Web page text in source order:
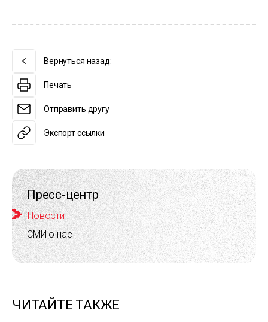
Пресс-центр
Новости
СМИ о нас
ЧИТАЙТЕ ТАКЖЕ
Вернуться назад:
Печать
Отправить другу
Экспорт ссылки